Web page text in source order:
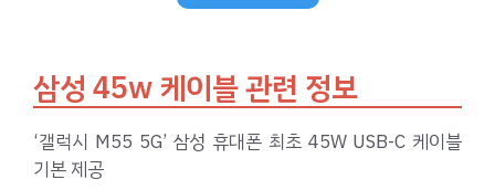
삼성 45w 케이블 관련 정보
‘갤럭시 M55 5G’ 삼성 휴대폰 최초 45W USB-C 케이블
기본 제공